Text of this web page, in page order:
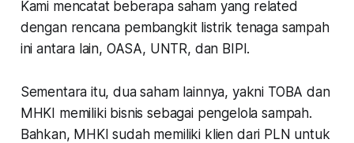
Kami mencatat beberapa saham yang related
dengan rencana pembangkit listrik tenaga sampah
ini antara lain, OASA, UNTR, dan BIPI.
Sementara itu, dua saham lainnya, yakni TOBA dan
MHKI memiliki bisnis sebagai pengelola sampah.
Bahkan, MHKI sudah memiliki klien dari PLN untuk